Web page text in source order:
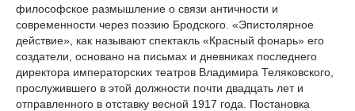
философское размышление о связи античности и
современности через поэзию Бродского. «Эпистолярное
действие», как называют спектакль «Красный фонарь» его
создатели, основано на письмах и дневниках последнего
директора императорских театров Владимира Теляковского,
прослужившего в этой должности почти двадцать лет и
отправленного в отставку весной 1917 года. Постановка